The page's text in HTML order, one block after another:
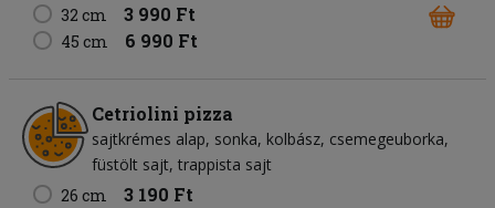
32 cm 3 990 Ft
45 cm 6 990 Ft
Cetriolini pizza
sajtkrémes alap sonka kolbász csemegeuborka
füstölt sajt trappista sajt
26 cm
3 190 Ft